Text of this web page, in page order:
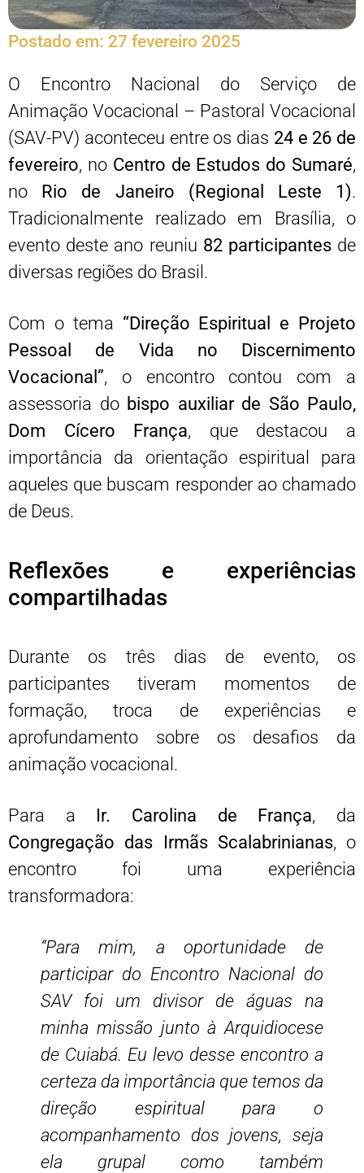
Postado em: 27 fevereiro 2025
O Encontro Nacional do Serviço de
Animação Vocacional – Pastoral Vocacional
(SAV-PV) aconteceu entre os dias 24 e 26 de
fevereiro, no Centro de Estudos do Sumaré,
no Rio de Janeiro (Regional Leste 1).
Tradicionalmente realizado em Brasília, o
evento deste ano reuniu 82 participantesde
diversas regiões do Brasil.
Com o tema “Direção Espiritual e Projeto
Pessoal de Vida no Discernimento
Vocacional”, o encontro contou com a
assessoria do bispo auxiliar de São Paulo,
Dom Cícero França, que destacou a
importância da orientação espiritual para
aqueles que buscam responder ao chamado
de Deus.
Reflexões e experiências
compartilhadas
Durante os três dias de evento, os
participantes tiveram momentos de
formação, troca de experiências e
aprofundamento sobre os desafios da
animação vocacional.
Para a Ir. Carolina de França, da
Congregação das Irmãs Scalabrinianas, o
encontro foi uma experiência
transformadora:
“Para mim, a oportunidade de
participar do Encontro Nacional do
SAV foi um divisor de águas na
minha missão junto à Arquidiocese
de Cuiabá. Eu levo desse encontro a
certeza da importância que temos da
direção espiritual para o
acompanhamento dos jovens, seja
ela grupal como também